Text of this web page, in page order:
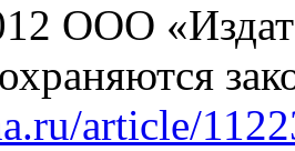
ООО
article/